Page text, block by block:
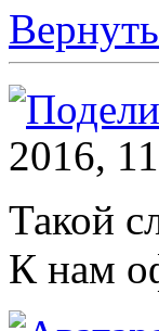
2016,
Такой
К нам